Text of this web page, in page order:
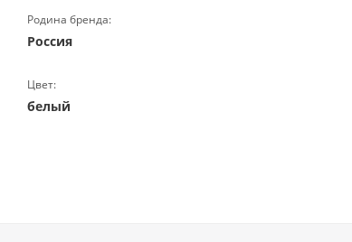
Родина бренда:
Россия
Цвет:
белый